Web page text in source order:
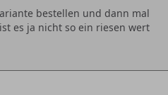
bestellen und dann mal
es ja nicht so ein riesen wert